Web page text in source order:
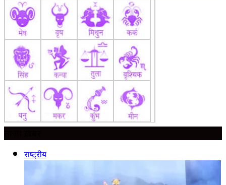
राष्ट्रीय